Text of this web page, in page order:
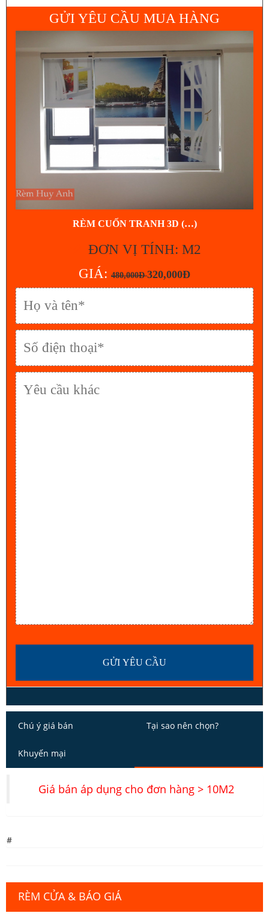
GỬI YÊU CẦU MUA HÀNG
RÈM CUỐN TRANH 3D (…)
ĐƠN VỊ TÍNH: M2
GIÁ: 480,000Đ320,000Đ
Chú ý giá bán Tại sao nên chọn?
Khuyến mại
Giá bán áp dụng cho đơn hàng > 10M2
#
RÈM CỬA & BÁO GIÁ